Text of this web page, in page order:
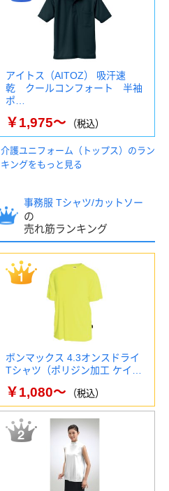
アイトス（AITOZ） 吸汗速
乾 クールコンフォート 半袖
ポ…
￥1,975～ （税込）
介護ユニフォーム（トップス）のラン
キングをもっと見る
事務服 Tシャツ/カットソー
の
売れ筋ランキング
ボンマックス 4.3オンスドライ
Tシャツ（ポリジン加工 ケイ…
￥1,080～ （税込）